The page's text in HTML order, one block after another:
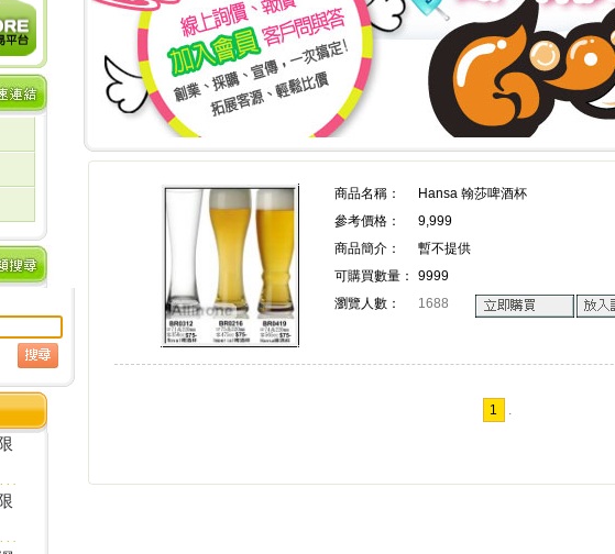
線上詢價 創業 採購 宣傳 一次搞
線上詢價 創業 採購 宣傳 一次搞定!
商品名稱：
Hansa 翰莎啤酒杯
參考價格：
9,999
商品簡介：
暫不提供
可購買數量：
9999
瀏覽人數：
1688
1 .